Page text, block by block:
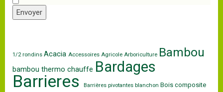
Envoyer
1/2 rondins Acacia Accessoires Agricole Arboriculture Bambou
bambou thermo chauffe Bardages
Barrieres Barrières pivotantes blanchon Bois composite